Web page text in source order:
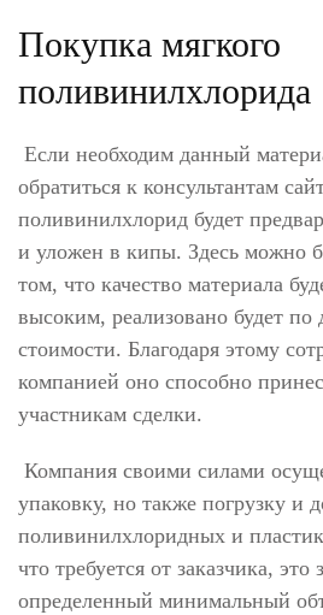
Покупка мягкого
поливинилхлорида
Если необходим данный
обратиться к консультантам
поливинилхлорид будет
и уложен в кипы. Здесь можно
том, что качество материала
высоким, реализовано будет по
стоимости. Благодаря этому
компанией оно способно
участникам сделки.
Компания своими силами
упаковку, но также погрузку и
поливинилхлоридных и
что требуется от заказчика, это
определенный минимальный